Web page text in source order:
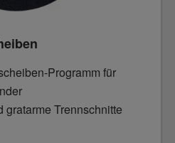
Programm für
gratarme Trennschnitte